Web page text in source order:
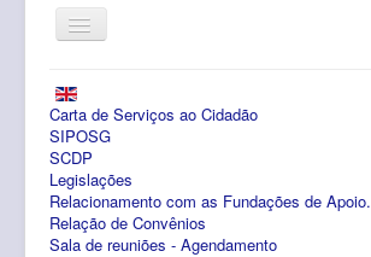
Alternar
Navegação
Notícias
PROPESP
Pesquisa
Pós-Graduação
Carta de Serviços ao Cidadão
SIPOSG
SCDP
Legislações
Relacionamento com as Fundações de Apoio.
Relação de Convênios
Sala de reuniões - Agendamento